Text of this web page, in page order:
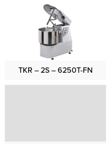
TKR – 2S – 6250T-FN